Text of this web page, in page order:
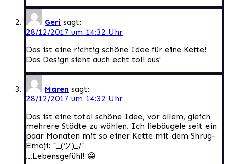
Geri sagt:
28/12/2017 um 14:32 Uhr
Das ist eine richtig schöne Idee für eine Kette!
Das Design sieht auch echt toll aus'
Maren sagt:
28/12/2017 um 14:32 Uhr
Das ist eine total schöne Idee, vor allem, gleich
mehrere Städte zu wählen. Ich liebäugele seit ein
paar Monaten mit so einer Kette mit dem Shrug-
Emoji: ¯_(ツ)_/¯
…Lebensgefühl! 😀